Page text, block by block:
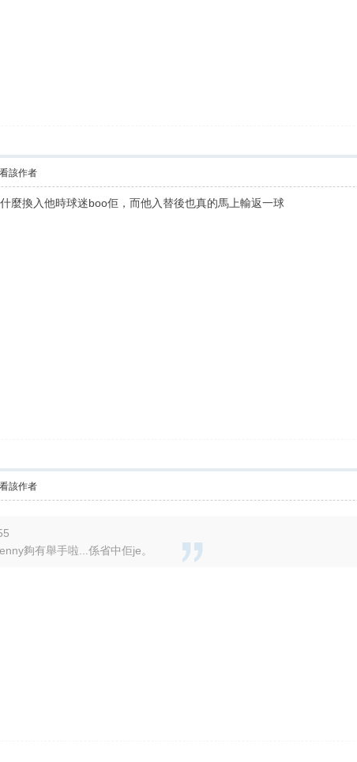
該作者
麼換入他時球迷boo佢，而他入替後也真的馬上輸返一球
該作者
夠有舉手啦...係省中佢je。